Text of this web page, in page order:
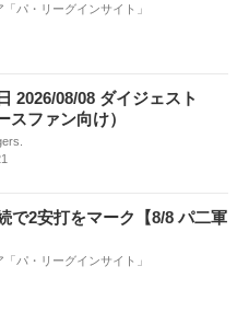
パ・リーグインサイト」
2026/08/08 ダイジェスト
スファン向け）
で2安打をマーク【8/8 パ二軍
パ・リーグインサイト」